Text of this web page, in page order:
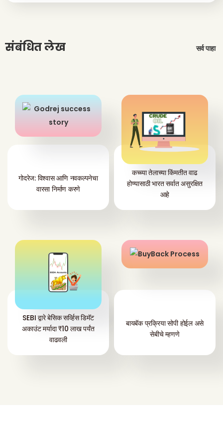
संबंधित लेख सर्व पाहा
गोदरेज: विश्वास आणि नवकल्पनेचा
वारसा निर्माण करणे
कच्च्या तेलाच्या किंमतीत वाढ
होण्यासाठी भारत सर्वात असुरक्षित
आहे
SEBI द्वारे बेसिक सर्व्हिस डिमॅट
अकाउंट मर्यादा ₹10 लाख पर्यंत
वाढवली
बायबॅक प्रक्रिया सोपी होईल असे
सेबीचे म्हणणे